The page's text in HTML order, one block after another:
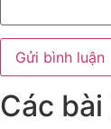
Các